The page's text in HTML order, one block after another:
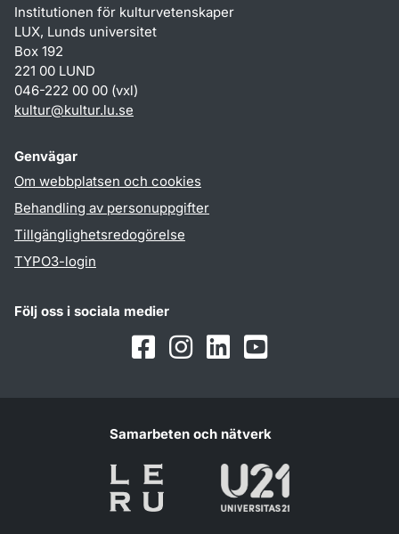
Institutionen för kulturvetenskaper
LUX, Lunds universitet
Box 192
221 00 LUND
046-222 00 00 (vxl)
kultur@kultur.lu.se
Genvägar
Om webbplatsen och cookies
Behandling av personuppgifter
Tillgänglighetsredogörelse
TYPO3-login
Följ oss i sociala medier
FacebookInstagramLinkedInYoutube
Samarbeten och nätverk